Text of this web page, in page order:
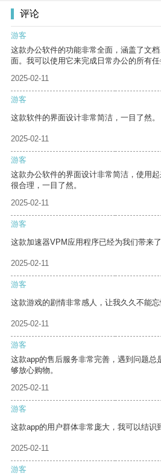
评论
游客
这款办公软件的功能非常全面，涵盖了文
面。我可以使用它来完成日常办公的所有任
2025-02-11
游客
这款软件的界面设计非常简洁，一目了然。
2025-02-11
游客
这款办公软件的界面设计非常简洁，使用
很合理，一目了然。
2025-02-11
游客
这款加速器VPM应用程序已经为我们带来
2025-02-11
游客
这款游戏的剧情非常感人，让我久久不能忘
2025-02-11
游客
这款app的售后服务非常完善，遇到问题总
够放心购物。
2025-02-11
游客
这款app的用户群体非常庞大，我可以结识
2025-02-11
游客